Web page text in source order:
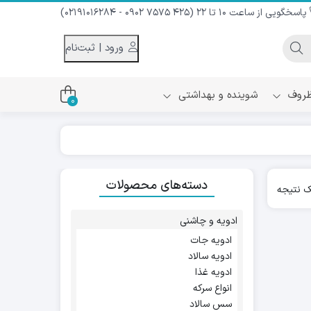
پاسخگویی از ساعت 10 تا 22 (425 7575 0902 - 02191016284)
سرد
شوینده و بهداشتی 0
نتیجه دسته‌های محصولات
ادویه و چاشنی
ادویه جات
ادویه سالاد
ادویه غذا
انواع سرکه
سس سالاد